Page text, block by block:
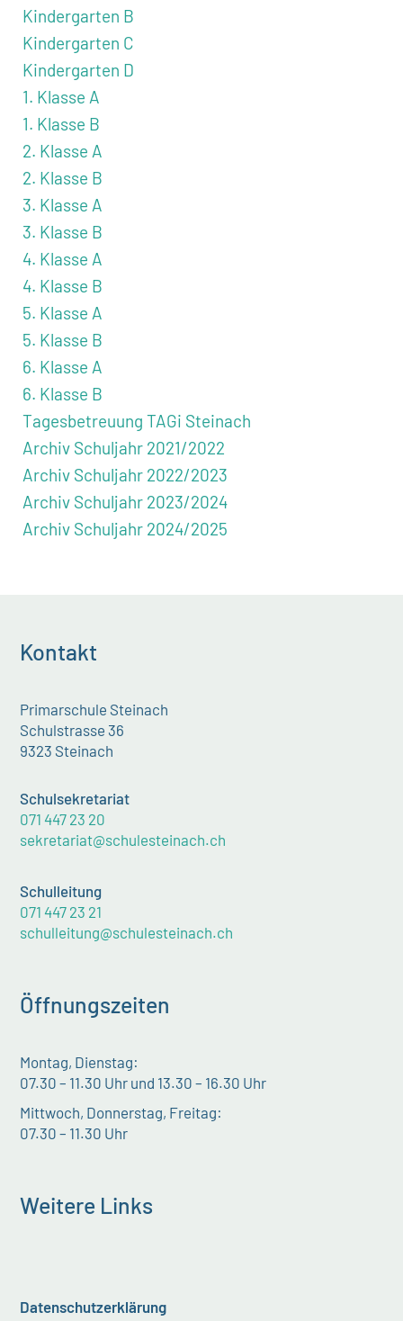
Kindergarten B
Kindergarten C
Kindergarten D
1. Klasse A
1. Klasse B
2. Klasse A
2. Klasse B
3. Klasse A
3. Klasse B
4. Klasse A
4. Klasse B
5. Klasse A
5. Klasse B
6. Klasse A
6. Klasse B
Tagesbetreuung TAGi Steinach
Archiv Schuljahr 2021/2022
Archiv Schuljahr 2022/2023
Archiv Schuljahr 2023/2024
Archiv Schuljahr 2024/2025
Kontakt
Primarschule Steinach
Schulstrasse 36
9323 Steinach
Schulsekretariat
071 447 23 20
sekretariat@schulesteinach.ch
Schulleitung
071 447 23 21
schulleitung@schulesteinach.ch
Öffnungszeiten
Montag, Dienstag:
07.30 – 11.30 Uhr und 13.30 – 16.30 Uhr
Mittwoch, Donnerstag, Freitag:
07.30 – 11.30 Uhr
Weitere Links
Datenschutzerklärung